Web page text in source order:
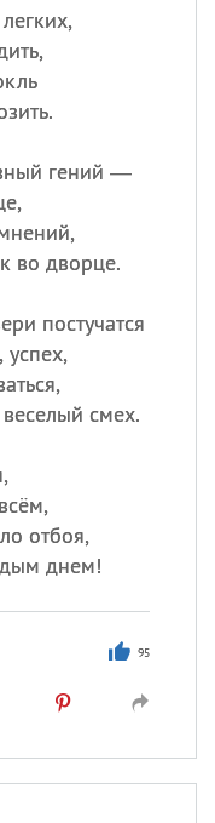
гений —
во дворце.
постучатся
успех,
веселый смех.
отбоя,
днем!
95
пудинга
Дымняшки
Bear Day)
именины
, Теодор,Федор
значениеи